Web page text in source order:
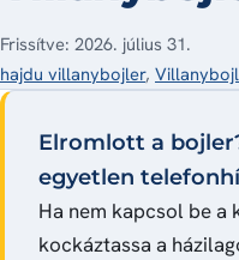
Frissítve: 2026. július 31.
hajdu villanybojler,
Elromlott a
egyetlen
Ha nem kapcsol be a
kockáztassa a